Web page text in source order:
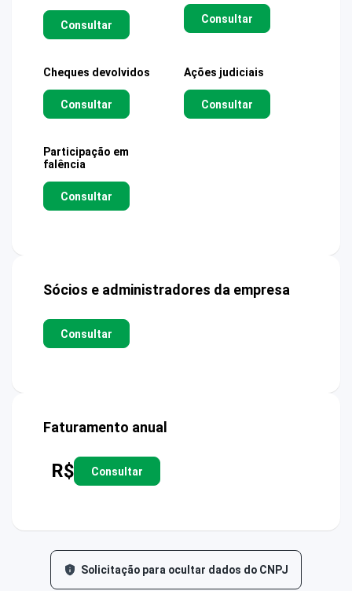
Consultar Consultar
Cheques devolvidos
Consultar
Ações judiciais
Consultar
Participação em
falência
Consultar
Sócios e administradores da empresa
Consultar
Faturamento anual
R$ Consultar
Solicitação para ocultar dados do CNPJ